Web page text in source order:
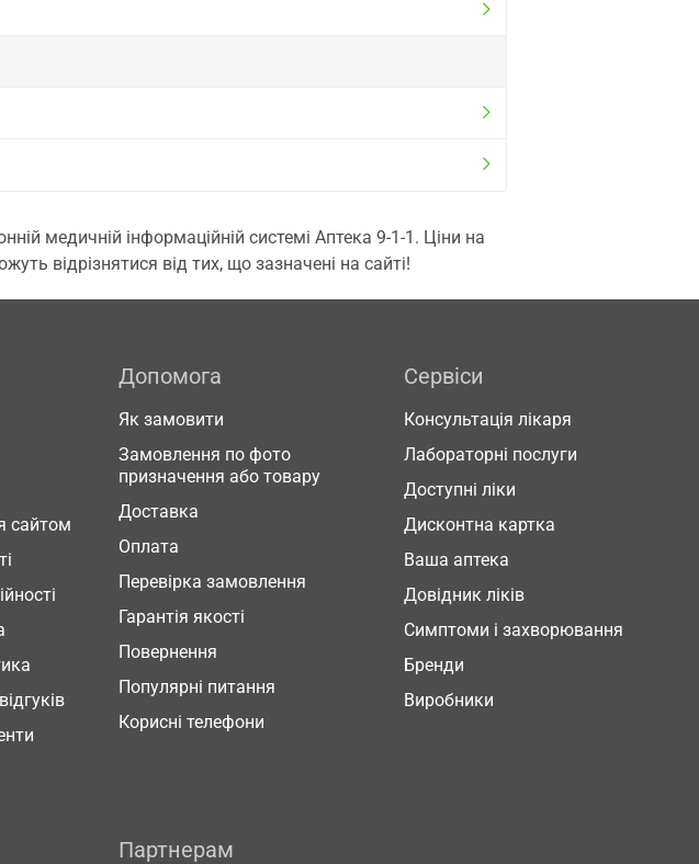
медичній інформаційній системі Аптека 9-1-1. Ціни на
відрізнятися від тих, що зазначені на сайті!
сайтом
Допомога
Як замовити
Замовлення по фото
призначення або товару
Доставка
Оплата
Перевірка замовлення
Гарантія якості
Повернення
Популярні питання
Корисні телефони
Сервіси
Консультація лікаря
Лабораторні послуги
Доступні ліки
Дисконтна картка
Ваша аптека
Довідник ліків
Симптоми і захворювання
Бренди
Виробники
Партнерам